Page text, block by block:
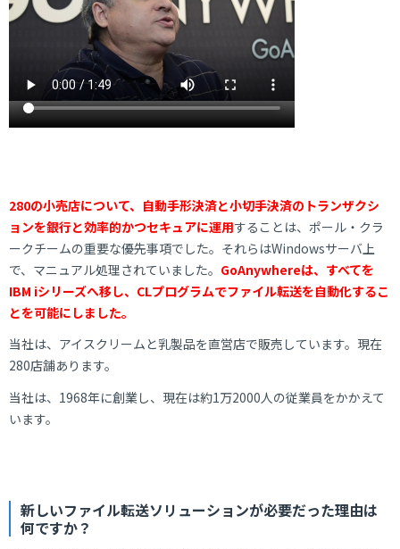
280の小売店について、自動手形決済と小切手決済のトランザクシ
ョンを銀行と効率的かつセキュアに運用することは、ポール・クラ
ークチームの重要な優先事項でした。それらはWindowsサーバ上
で、マニュアル処理されていました。 GoAnywhereは、すべてを
IBM iシリーズへ移し、CLプログラムでファイル転送を自動化するこ
とを可能にしました。
当社は、アイスクリームと乳製品を直営店で販売しています。現在
280店舗あります。
当社は、1968年に創業し、現在は約1万2000人の従業員をかかえて
います。
新しいファイル転送ソリューションが必要だった理由は
何ですか？